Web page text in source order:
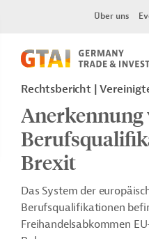
Über uns
Rechtsbericht
Anerkennung
Brexit
Das System der
Berufsqualifikationen
Freihandelsabkommen